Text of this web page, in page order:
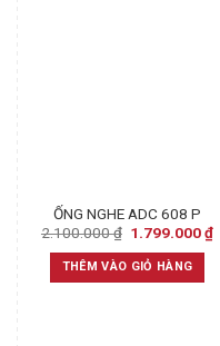
ỐNG NGHE ADC 608 P
2.100.000₫ Original
was:
2.100.000 ₫.
1.799.000₫
THÊM VÀO GIỎ HÀNG